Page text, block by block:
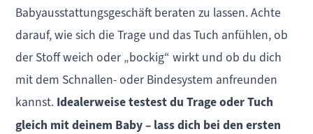
Babyausstattungsgeschäft beraten zu lassen. Achte
darauf, wie sich die Trage und das Tuch anfühlen, ob
der Stoff weich oder „bockig“ wirkt und ob du dich
mit dem Schnallen- oder Bindesystem anfreunden
kannst. Idealerweise testest du Trage oder Tuch
gleich mit deinem Baby – lass dich bei den ersten